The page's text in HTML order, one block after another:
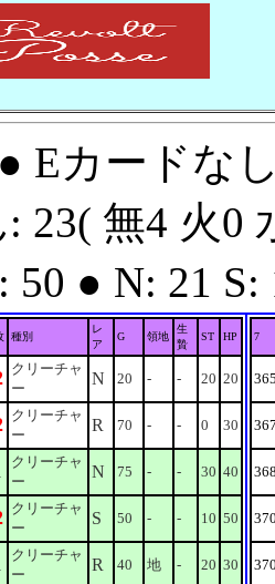
Eカードな
23( 無4 火0
50 ● N: 21 S:
種別
レ
ア
G 領地
生
贄
ST HP
クリーチャ
ー
N 20 - - 20 20
クリーチャ
ー
R 70 - - 0 30
クリーチャ
ー
N 75 - - 30 40
クリーチャ
ー
S 50 - - 10 50
クリーチャ
ー
R 40 地 - 20 30
7